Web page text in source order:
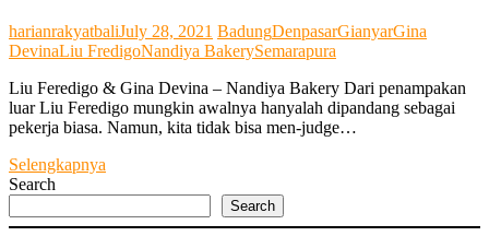
harianrakyatbaliJuly 28, 2021 BadungDenpasarGianyarGina
DevinaLiu FredigoNandiya BakerySemarapura
Liu Feredigo & Gina Devina – Nandiya Bakery Dari penampakan
luar Liu Feredigo mungkin awalnya hanyalah dipandang sebagai
pekerja biasa. Namun, kita tidak bisa men-judge…
Selengkapnya
di
Search
Search